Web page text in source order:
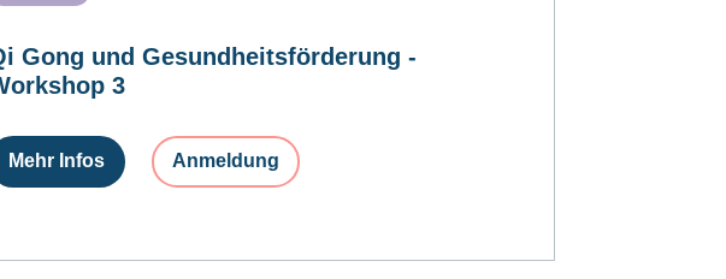
Gong und Gesundheitsförderung -
3
Mehr Infos Anmeldung